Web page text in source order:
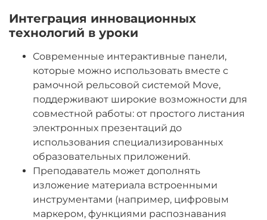
Интеграция инновационных
технологий в уроки
Современные интерактивные панели,
которые можно использовать вместе с
рамочной рельсовой системой Move,
поддерживают широкие возможности для
совместной работы: от простого листания
электронных презентаций до
использования специализированных
образовательных приложений.
Преподаватель может дополнять
изложение материала встроенными
инструментами (например, цифровым
маркером, функция­ми распознавания